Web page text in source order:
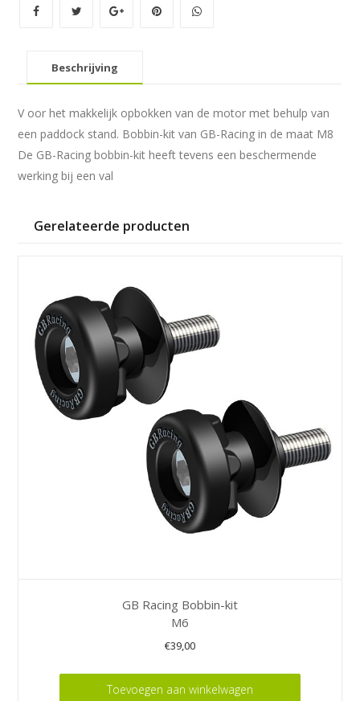
Beschrijving
V oor het makkelijk opbokken van de motor met behulp van
een paddock stand. Bobbin-kit van GB-Racing in de maat M8
De GB-Racing bobbin-kit heeft tevens een beschermende
werking bij een val
Gerelateerde producten
GB Racing Bobbin-kit
M6
€39,00
Toevoegen aan winkelwagen